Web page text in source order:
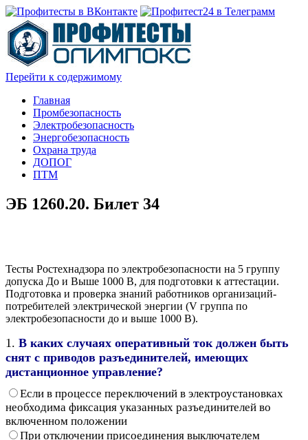
Перейти к содержимому
Главная
Промбезопасность
Электробезопасность
Энергобезопасность
Охрана труда
ДОПОГ
ПТМ
ЭБ 1260.20. Билет 34
Тесты Ростехнадзора по электробезопасности на 5 группу
допуска До и Выше 1000 В, для подготовки к аттестации.
Подготовка и проверка знаний работников организаций-
потребителей электрической энергии (V группа по
электробезопасности до и выше 1000 В).
1. В каких случаях оперативный ток должен быть
снят с приводов разъединителей, имеющих
дистанционное управление?
Если в процессе переключений в электроустановках
необходима фиксация указанных разъединителей во
включенном положении
При отключении присоединения выключателем